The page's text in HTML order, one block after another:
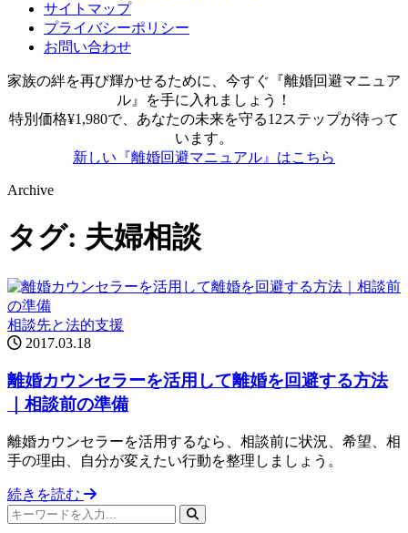
サイトマップ
プライバシーポリシー
お問い合わせ
家族の絆を再び輝かせるために、今すぐ『離婚回避マニュア
ル』を手に入れましょう！
特別価格¥1,980で、あなたの未来を守る12ステップが待って
います。
新しい『離婚回避マニュアル』はこちら
Archive
タグ: 夫婦相談
相談先と法的支援
2017.03.18
離婚カウンセラーを活用して離婚を回避する方法
｜相談前の準備
離婚カウンセラーを活用するなら、相談前に状況、希望、相
手の理由、自分が変えたい行動を整理しましょう。
続きを読む
検